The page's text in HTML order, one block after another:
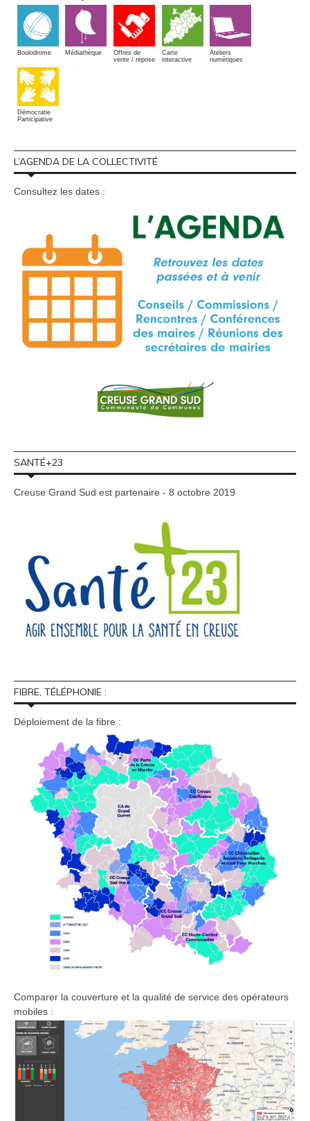
Boulodrome Médiathèque
Offres de
vente / reprise
Carte
interactive
Ateliers
numériques
Démocratie
Participative
L’AGENDA DE LA COLLECTIVITÉ
Consultez les dates :
SANTÉ+23
Creuse Grand Sud est partenaire - 8 octobre 2019
FIBRE, TÉLÉPHONIE :
Déploiement de la fibre :
Comparer la couverture et la qualité de service des opérateurs
mobiles :